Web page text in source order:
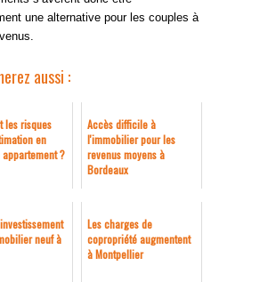
une alternative pour les couples à
aussi :
les risques
en
?
Accès difficile à
l'immobilier pour les
revenus moyens à
Bordeaux
neuf à
Les charges de
copropriété augmentent
à Montpellier